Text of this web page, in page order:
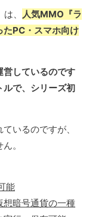
、
人気MMO『ラ
たPC・スマホ向け
しているのです
ルで、シリーズ初
いるのですが、
。
能
想暗号通貨の一種